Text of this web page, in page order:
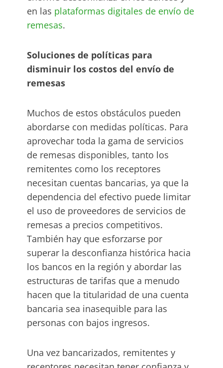
en las plataformas digitales de envío de
remesas.
Soluciones de políticas para
disminuir los costos del envío de
remesas
Muchos de estos obstáculos pueden
abordarse con medidas políticas. Para
aprovechar toda la gama de servicios
de remesas disponibles, tanto los
remitentes como los receptores
necesitan cuentas bancarias, ya que la
dependencia del efectivo puede limitar
el uso de proveedores de servicios de
remesas a precios competitivos.
También hay que esforzarse por
superar la desconfianza histórica hacia
los bancos en la región y abordar las
estructuras de tarifas que a menudo
hacen que la titularidad de una cuenta
bancaria sea inasequible para las
personas con bajos ingresos.
Una vez bancarizados, remitentes y